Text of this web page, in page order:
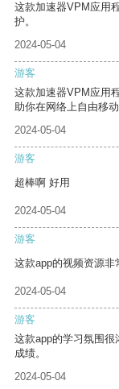
这款加速器VPM应用
护。
2024-05-04
游客
这款加速器VPM应用
助你在网络上自由移动
2024-05-04
游客
超棒啊 好用
2024-05-04
游客
这款app的视频资源非
2024-05-04
游客
这款app的学习氛围
成绩。
2024-05-04